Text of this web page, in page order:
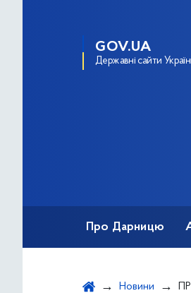
GOV.UA
Державні сайти
Про Дарницю
Новини